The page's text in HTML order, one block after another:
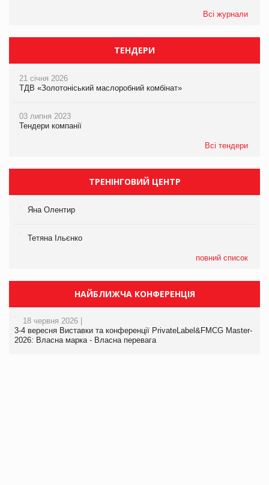
Всі журнали
ТЕНДЕРИ
21 січня 2026
ТДВ «Золотоніський маслоробний комбінат»
03 липня 2023
Тендери компанії
Всі тендери
ТРЕНІНГОВИЙ ЦЕНТР
Яна Олентир
Тетяна Ільєнко
повний список
НАЙБЛИЖЧА КОНФЕРЕНЦІЯ
18 червня 2026 |
3-4 вересня Виставки та конференції PrivateLabel&FMCG Master-
2026: Власна марка - Власна перевага